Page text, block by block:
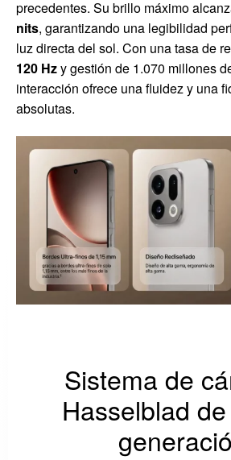
precedentes. Su brillo máximo
nits, garantizando una legibilidad
luz directa del sol. Con una tasa de
120 Hzy gestión de 1.070 millones
interacción ofrece una fluidez y una
absolutas.
Sistema de
Hasselblad